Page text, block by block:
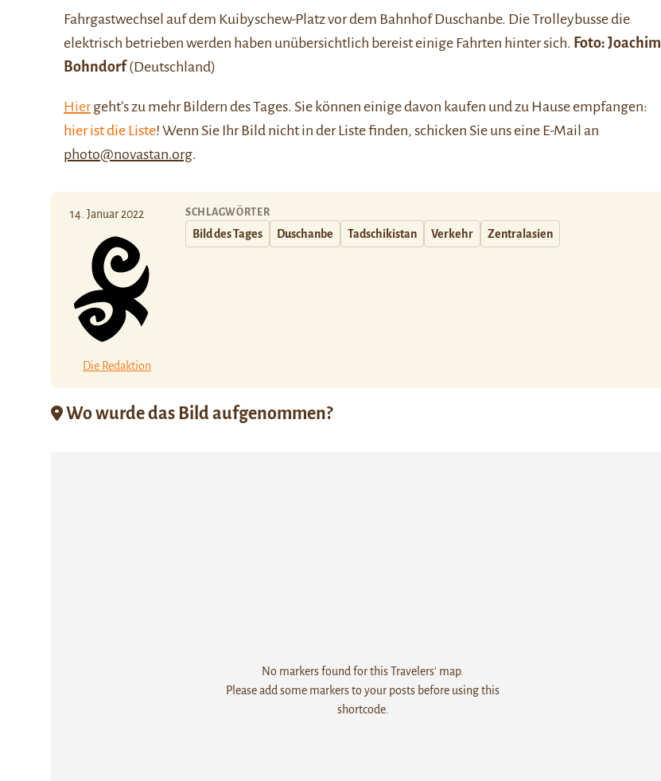
Fahrgastwechsel auf dem Kuibyschew-Platz vor dem Bahnhof Duschanbe. Die Trolleybusse die
elektrisch betrieben werden haben unübersichtlich bereist einige Fahrten hinter sich. Foto: Joachim
Bohndorf(Deutschland)
Hiergeht’s zu mehr Bildern des Tages. Sie können einige davon kaufen und zu Hause empfangen:
hier ist die Liste! Wenn Sie Ihr Bild nicht in der Liste finden, schicken Sie uns eine E-Mail an
photo@novastan.org.
14. Januar 2022
Die Redaktion
SCHLAGWÖRTER
Bild des Tages Duschanbe Tadschikistan Verkehr Zentralasien
Wo wurde das Bild aufgenommen?
No markers found for this Travelers' map.
Please add some markers to your posts before using this
shortcode.